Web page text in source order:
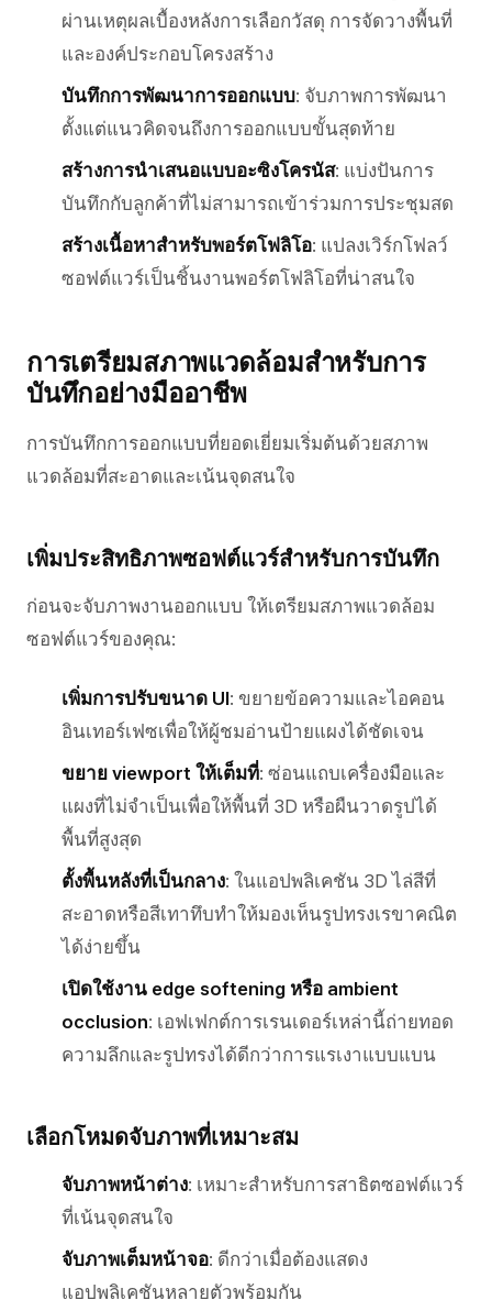
ผ่านเหตุผลเบื้องหลังการเลือกวัสดุ การจัดวางพื้นที่
และองค์ประกอบโครงสร้าง
บันทึกการพัฒนาการออกแบบ: จับภาพการพัฒนา
ตั้งแต่แนวคิดจนถึงการออกแบบขั้นสุดท้าย
สร้างการนำเสนอแบบอะซิงโครนัส: แบ่งปันการ
บันทึกกับลูกค้าที่ไม่สามารถเข้าร่วมการประชุมสด
สร้างเนื้อหาสำหรับพอร์ตโฟลิโอ: แปลงเวิร์กโฟลว์
ซอฟต์แวร์เป็นชิ้นงานพอร์ตโฟลิโอที่น่าสนใจ
การเตรียมสภาพแวดล้อมสำหรับการ
บันทึกอย่างมืออาชีพ
การบันทึกการออกแบบที่ยอดเยี่ยมเริ่มต้นด้วยสภาพ
แวดล้อมที่สะอาดและเน้นจุดสนใจ
เพิ่มประสิทธิภาพซอฟต์แวร์สำหรับการบันทึก
ก่อนจะจับภาพงานออกแบบ ให้เตรียมสภาพแวดล้อม
ซอฟต์แวร์ของคุณ:
เพิ่มการปรับขนาด UI: ขยายข้อความและไอคอน
อินเทอร์เฟซเพื่อให้ผู้ชมอ่านป้ายแผงได้ชัดเจน
ขยาย viewport ให้เต็มที่: ซ่อนแถบเครื่องมือและ
แผงที่ไม่จำเป็นเพื่อให้พื้นที่ 3D หรือผืนวาดรูปได้
พื้นที่สูงสุด
ตั้งพื้นหลังที่เป็นกลาง: ในแอปพลิเคชัน 3D ไล่สีที่
สะอาดหรือสีเทาทึบทำให้มองเห็นรูปทรงเรขาคณิต
ได้ง่ายขึ้น
เปิดใช้งาน edge softening หรือ ambient
occlusion: เอฟเฟกต์การเรนเดอร์เหล่านี้ถ่ายทอด
ความลึกและรูปทรงได้ดีกว่าการแรเงาแบบแบน
เลือกโหมดจับภาพที่เหมาะสม
จับภาพหน้าต่าง: เหมาะสำหรับการสาธิตซอฟต์แวร์
ที่เน้นจุดสนใจ
จับภาพเต็มหน้าจอ: ดีกว่าเมื่อต้องแสดง
แอปพลิเคชันหลายตัวพร้อมกัน